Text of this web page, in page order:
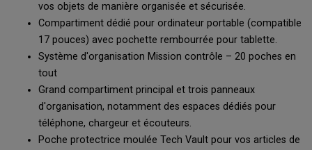
vos objets de manière organisée et sécurisée.
Compartiment dédié pour ordinateur portable (compatible
17 pouces) avec pochette rembourrée pour tablette.
Système d'organisation Mission contrôle – 20 poches en
tout
Grand compartiment principal et trois panneaux
d'organisation, notamment des espaces dédiés pour
téléphone, chargeur et écouteurs.
Poche protectrice moulée Tech Vault pour vos articles de